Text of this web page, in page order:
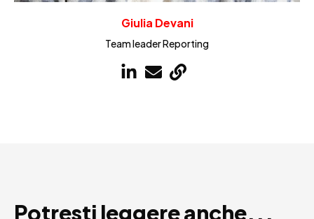
Giulia Devani
Team leader Reporting
Potresti leggere anche...